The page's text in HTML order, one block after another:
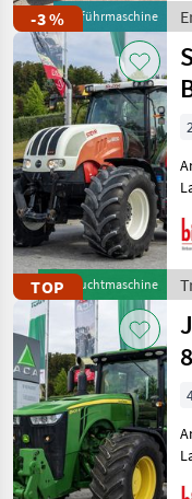
-3 %Vorführmaschine
TOPGebrauchtmaschine
/